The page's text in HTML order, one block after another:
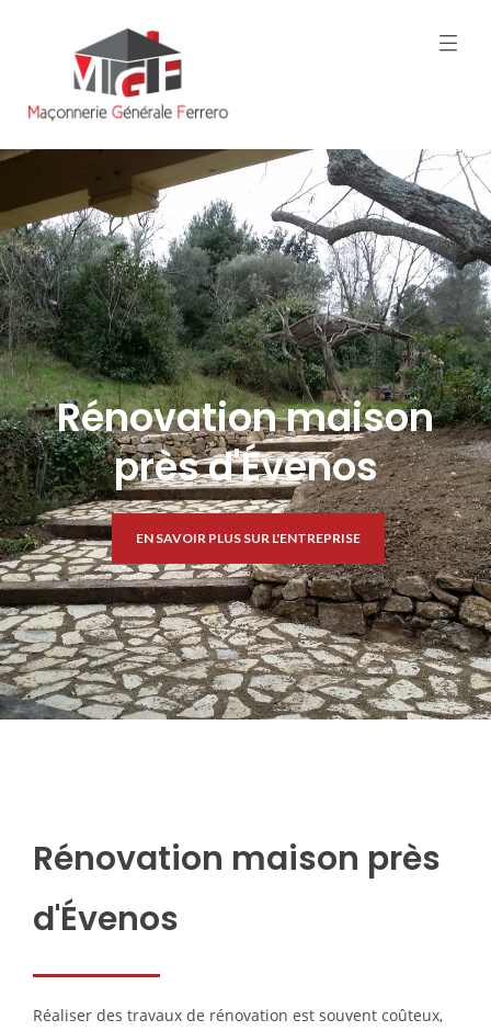
Rénovation maison
près d'Évenos
EN SAVOIR PLUS SUR L'ENTREPRISE
Rénovation maison près
d'Évenos
Réaliser des travaux de rénovation est souvent coûteux,